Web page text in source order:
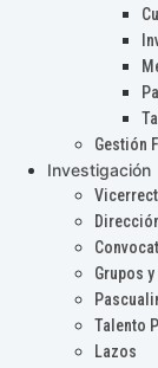
Gestión
Investigación
Grupos
Talento
Lazos